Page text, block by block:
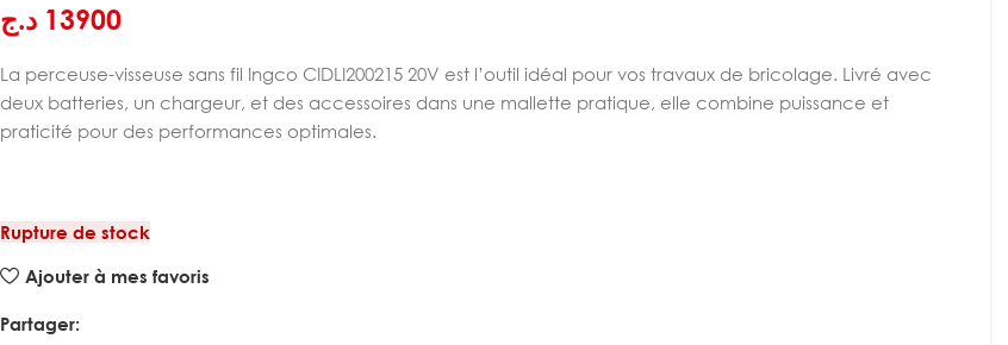
13900 د.ج
La perceuse-visseuse sans fil Ingco CIDLI200215 20V est l’outil idéal pour vos travaux de bricolage. Livré avec
deux batteries, un chargeur, et des accessoires dans une mallette pratique, elle combine puissance et
praticité pour des performances optimales.
Rupture de stock
Ajouter à mes favoris
Partager: